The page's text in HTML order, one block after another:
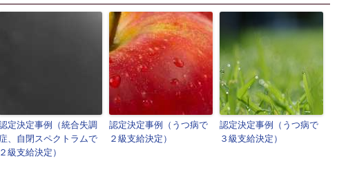
定決定事例（統合失調
、自閉スペクトラムで
２級支給決定）
認定決定事例（うつ病で
２級支給決定）
認定決定事例（うつ病で
３級支給決定）